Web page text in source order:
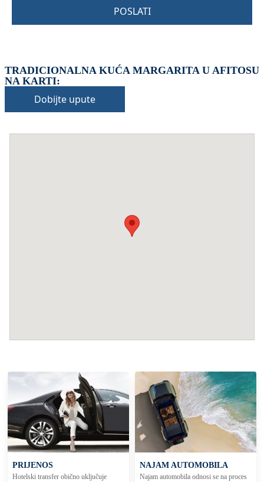
POSLATI
TRADICIONALNA KUĆA MARGARITA U AFITOSU
NA KARTI:
Dobijte upute
PRIJENOS
Hotelski transfer obično uključuje
NAJAM AUTOMOBILA
Najam automobila odnosi se na proces